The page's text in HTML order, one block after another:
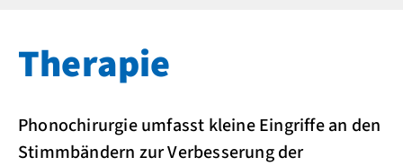
Therapie
Phonochirurgie umfasst kleine Eingriffe an den
Stimmbändern zur Verbesserung der